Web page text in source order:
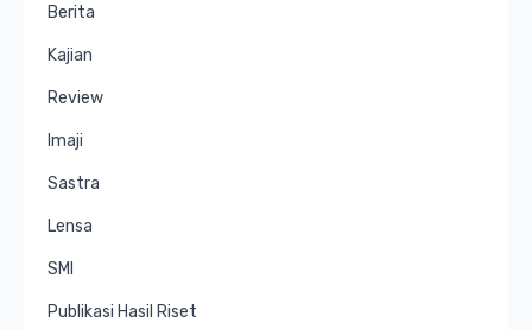
Berita
Kajian
Review
Imaji
Sastra
Lensa
SMI
Publikasi Hasil Riset